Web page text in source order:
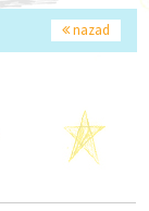
nazad